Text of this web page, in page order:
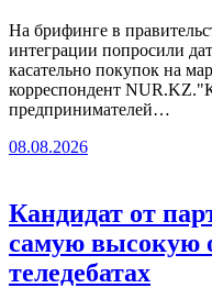
На брифинге в
интеграции попросили
касательно покупок на
корреспондент
предпринимателей…
08.08.2026
Кандидат от
самую высокую
теледебатах